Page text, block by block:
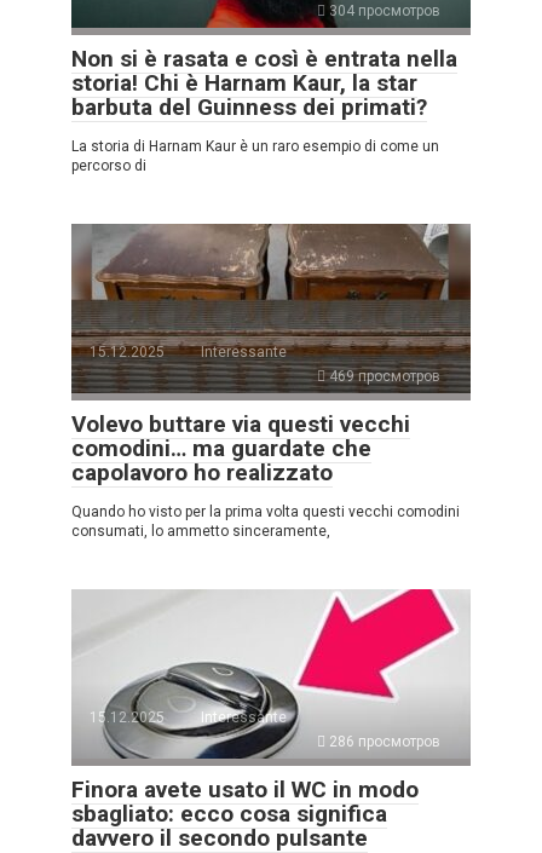
304 просмотров
Non si è rasata e così è entrata nella
storia! Chi è Harnam Kaur, la star
barbuta del Guinness dei primati?
La storia di Harnam Kaur è un raro esempio di come un
percorso di
15.12.2025
Interessante
469 просмотров
Volevo buttare via questi vecchi
comodini… ma guardate che
capolavoro ho realizzato
Quando ho visto per la prima volta questi vecchi comodini
consumati, lo ammetto sinceramente,
15.12.2025
Interessante
286 просмотров
Finora avete usato il WC in modo
sbagliato: ecco cosa significa
davvero il secondo pulsante